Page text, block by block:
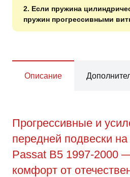
2. Если пружина
пружин прогрессивными
Описание
Прогрессивные и
передней подвески
Passat B5 1997-2000
комфорт от